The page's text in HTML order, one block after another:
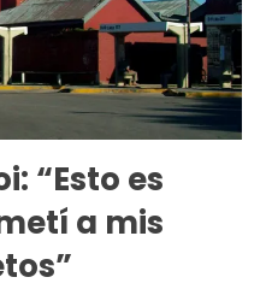
“Esto es
a mis